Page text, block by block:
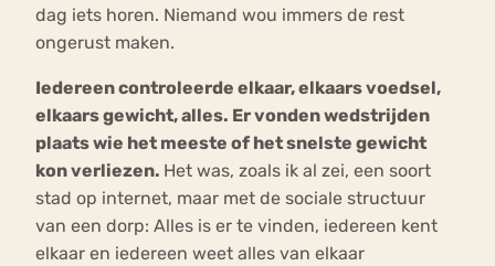
dag iets horen. Niemand wou immers de rest
ongerust maken.
Iedereen controleerde elkaar, elkaars voedsel,
elkaars gewicht, alles. Er vonden wedstrijden
plaats wie het meeste of het snelste gewicht
kon verliezen. Het was, zoals ik al zei, een soort
stad op internet, maar met de sociale structuur
van een dorp: Alles is er te vinden, iedereen kent
elkaar en iedereen weet alles van elkaar